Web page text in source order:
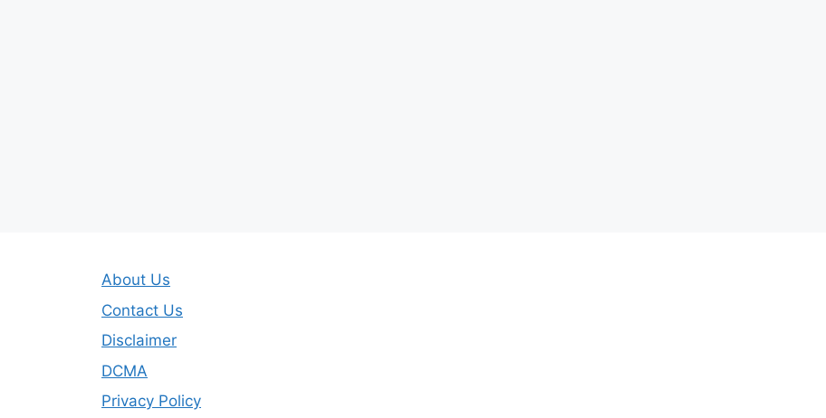
About Us
Contact Us
Disclaimer
DCMA
Privacy Policy